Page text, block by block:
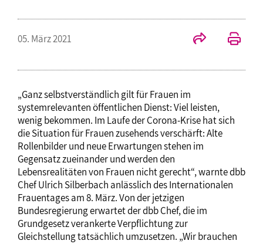
05. März 2021
„Ganz selbstverständlich gilt für Frauen im
systemrelevanten öffentlichen Dienst: Viel leisten,
wenig bekommen. Im Laufe der Corona-Krise hat sich
die Situation für Frauen zusehends verschärft: Alte
Rollenbilder und neue Erwartungen stehen im
Gegensatz zueinander und werden den
Lebensrealitäten von Frauen nicht gerecht“, warnte dbb
Chef Ulrich Silberbach anlässlich des Internationalen
Frauentages am 8. März. Von der jetzigen
Bundesregierung erwartet der dbb Chef, die im
Grundgesetz verankerte Verpflichtung zur
Gleichstellung tatsächlich umzusetzen. „Wir brauchen